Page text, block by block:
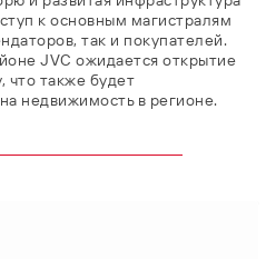
к основным магистралям
так и покупателей.
JVC ожидается открытие
что также будет
недвижимость в регионе.